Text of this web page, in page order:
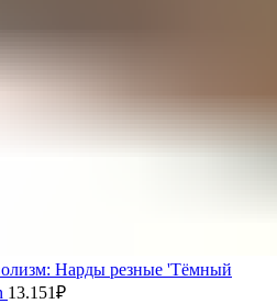
Нарды резные 'Тёмный
13.151₽